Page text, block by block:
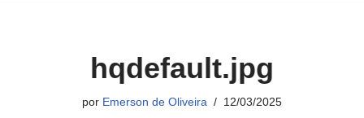
hqdefault.jpg
por Emerson de Oliveira 12/03/2025